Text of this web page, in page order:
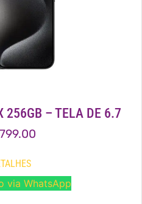
256GB – TELA DE 6.7
via WhatsApp